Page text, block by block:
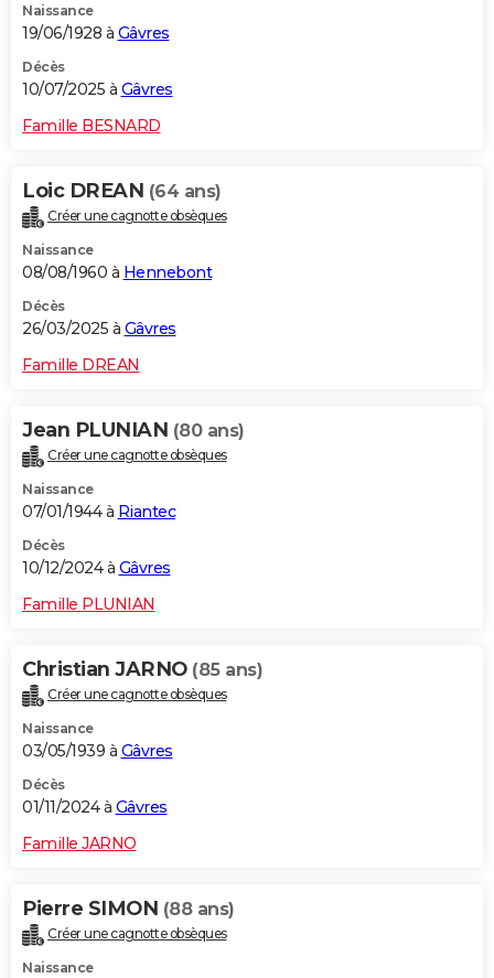
Naissance
19/06/1928 à Gâvres
Décès
10/07/2025 à Gâvres
Famille BESNARD
Loic DREAN (64 ans)
Créer une cagnotte obsèques
Naissance
08/08/1960 à Hennebont
Décès
26/03/2025 à Gâvres
Famille DREAN
Jean PLUNIAN (80 ans)
Créer une cagnotte obsèques
Naissance
07/01/1944 à Riantec
Décès
10/12/2024 à Gâvres
Famille PLUNIAN
Christian JARNO (85 ans)
Créer une cagnotte obsèques
Naissance
03/05/1939 à Gâvres
Décès
01/11/2024 à Gâvres
Famille JARNO
Pierre SIMON (88 ans)
Créer une cagnotte obsèques
Naissance